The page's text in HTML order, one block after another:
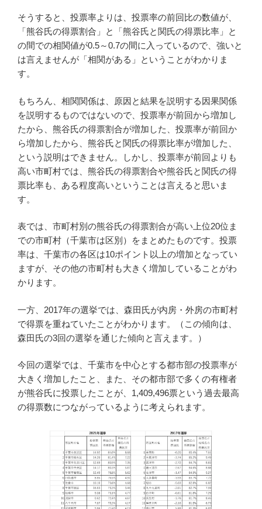
そうすると、投票率よりは、投票率の前回比の数値が、
「熊谷氏の得票割合」と「熊谷氏と関氏の得票比率」と
の間での相関値が0.5～0.7の間に入っているので、強いと
は言えませんが「相関がある」ということがわかりま
す。
もちろん、相関関係は、原因と結果を説明する因果関係
を説明するものではないので、投票率が前回から増加し
たから、熊谷氏の得票割合が増加した、投票率が前回か
ら増加したから、熊谷氏と関氏の得票比率が増加した、
という説明はできません。しかし、投票率が前回よりも
高い市町村では、熊谷氏の得票割合や熊谷氏と関氏の得
票比率も、ある程度高いということは言えると思いま
す。
表では、市町村別の熊谷氏の得票割合が高い上位20位ま
での市町村（千葉市は区別）をまとめたものです。投票
率は、千葉市の各区は10ポイント以上の増加となってい
ますが、その他の市町村も大きく増加していることがわ
かります。
一方、2017年の選挙では、森田氏が内房・外房の市町村
で得票を重ねていたことがわかります。（この傾向は、
森田氏の3回の選挙を通じた傾向と言えます。）
今回の選挙では、千葉市を中心とする都市部の投票率が
大きく増加したこと、また、その都市部で多くの有権者
が熊谷氏に投票したことが、1,409,496票という過去最高
の得票数につながっているように考えられます。